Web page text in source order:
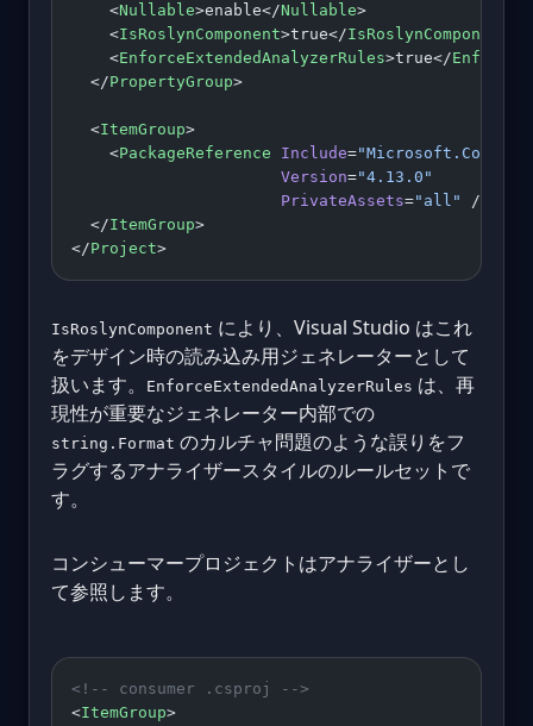
    <
Nullable>enable</Nullable>
    <
IsRoslynComponent>true</IsRoslynComponent
    <
EnforceExtendedAnalyzerRules>true</
  </
PropertyGroup>
  <
ItemGroup>
    <
PackageReference Include=
                      Version
="4.13.0"
                      PrivateAssets
="all"
/>
  </
ItemGroup>
</Project>
IsRoslynComponent により、Visual Studio はこれ
をデザイン時の読み込み用ジェネレーターとして
扱います。
EnforceExtendedAnalyzerRules は、再
現性が重要なジェネレーター内部での
string.Format のカルチャ問題のような誤りをフ
ラグするアナライザースタイルのルールセットで
す。
コンシューマープロジェクトはアナライザーとし
て参照します。
<!-- consumer .csproj -->
<ItemGroup>